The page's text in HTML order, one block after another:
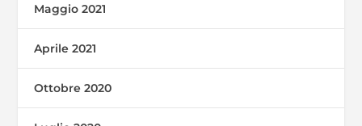
Maggio 2021
Aprile 2021
Ottobre 2020